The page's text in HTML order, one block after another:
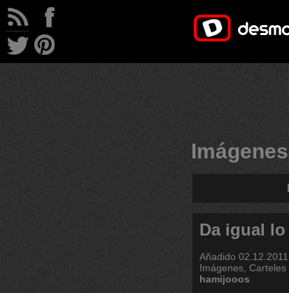
Da igual
Añadido
Imágenes,
hamijooos